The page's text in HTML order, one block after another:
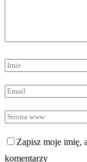
Zapisz moje imię,
komentarzy